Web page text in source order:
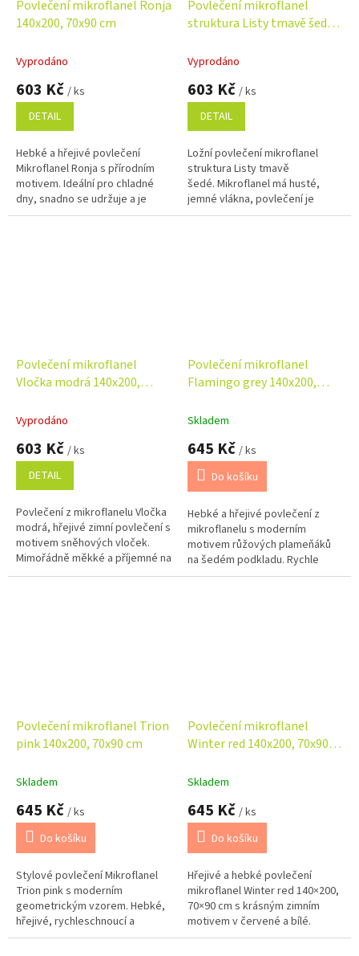
Povlečení mikroflanel Ronja
140x200, 70x90 cm
Vyprodáno
603 Kč / ks
DETAIL
Hebké a hřejivé povlečení
Mikroflanel Ronja s přírodním
motivem. Ideální pro chladné
dny, snadno se udržuje a je
vhodné i pro alergiky. Komfort a
Povlečení mikroflanel
struktura Listy tmavě šedé
Vyprodáno
603 Kč / ks
DETAIL
Ložní povlečení mikroflanel
struktura Listy tmavě
šedé. Mikroflanel má husté,
jemné vlákna, povlečení je
tedy hebké a hřejivé, ideální pro
Povlečení mikroflanel
Vločka modrá 140x200,
Vyprodáno
603 Kč / ks
DETAIL
Povlečení z mikroflanelu Vločka
modrá, hřejivé zimní povlečení s
motivem sněhových vloček.
Mimořádně měkké a příjemné na
dotek. Rychleschnoucí materiál
Povlečení mikroflanel
Flamingo grey 140x200,
Skladem
645 Kč / ks
Do košíku
Hebké a hřejivé povlečení z
mikroflanelu s moderním
motivem růžových plameňáků
na šedém podkladu. Rychle
schne, je vhodné pro alergiky a
Povlečení mikroflanel Trion
pink 140x200, 70x90 cm
Skladem
645 Kč / ks
Do košíku
Stylové povlečení Mikroflanel
Trion pink s moderním
geometrickým vzorem. Hebké,
hřejivé, rychleschnoucí a
vhodné pro alergiky. Ideální na
Povlečení mikroflanel
Winter red 140x200, 70x90
Skladem
645 Kč / ks
Do košíku
Hřejivé a hebké povlečení
mikroflanel Winter red 140×200,
70×90 cm s krásným zimním
motivem v červené a bílé.
Měkký materiál, rychlé schnutí a